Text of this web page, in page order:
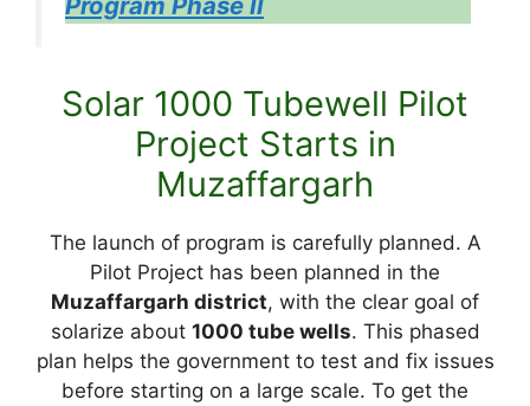
Solar 1000 Tubewell Pilot
Project Starts in
Muzaffargarh
The launch of program is carefully planned. A
Pilot Project has been planned in the
Muzaffargarh district, with the clear goal of
solarize about 1000 tube wells. This phased
plan helps the government to test and fix issues
before starting on a large scale. To get the